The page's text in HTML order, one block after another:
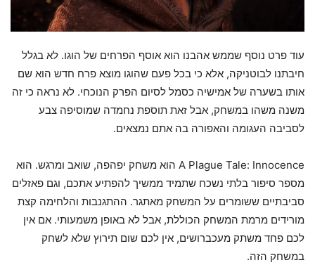
עוד פרט נוסף שממש אהבנו הוא אוסף הפרחים של הוגו. לא בגלל
חיבתנו לבוטניקה, אלא כי בכל פעם שהוגו מוצא פרח חדש הוא שם
אותו בשערה של אמישיה כסמל לסיום הפרק הנוכחי. לא נראה כי זה
משנה משהו במשחק, אבל זאת תוספת נחמדה שמוסיפה צבע
לסביבה העגומה והאפורה בה אתם נמצאים.
A Plague Tale: Innocence הוא משחק יפהפה, שואב ומרגש. הוא
מספר סיפור בלתי נשכח שתמיד ממשיך להפתיע אתכם, וגם פאזלים
סביבתיים ששומרים על המשחק מאתגר. ההתגנבות והלחימה קצת
מורידים מרמת המשחק הכוללת, אבל לא באופן משמעותי. אם אין
לכם פחד משתק מעכברושים, אין לכם שום תירוץ שלא לשחק
במשחק הזה.